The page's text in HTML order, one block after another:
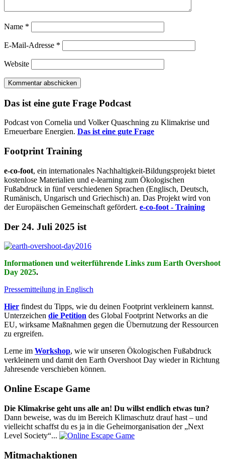
Name *
E-Mail-Adresse *
Website
Das ist eine gute Frage Podcast
Podcast von Cornelia und Volker Quaschning zu Klimakrise und
Erneuerbare Energien. Das ist eine gute Frage
Footprint Training
e-co-foot, ein internationales Nachhaltigkeit-Bildungsprojekt bietet
kostenlose Materialien und e-learning zum Ökologischen
Fußabdruck in fünf verschiedenen Sprachen (Englisch, Deutsch,
Rumänisch, Ungarisch und Griechisch) an. Das Projekt wird von
der Europäischen Gemeinschaft gefördert. e-co-foot - Training
Der 24. Juli 2025 ist
Informationen und weiterführende Links zum Earth Overshoot
Day 2025.
Pressemitteilung in Englisch
Hier findest du Tipps, wie du deinen Footprint verkleinern kannst.
Unterzeichen die Petition des Global Footprint Networks an die
EU, wirksame Maßnahmen gegen die Übernutzung der Ressourcen
zu ergreifen.
Lerne im Workshop, wie wir unseren Ökologischen Fußabdruck
verkleinern und damit den Earth Overshoot Day wieder in Richtung
Jahresende verschieben können.
Online Escape Game
Die Klimakrise geht uns alle an! Du willst endlich etwas tun?
Dann beweise, was du im Bereich Klimaschutz drauf hast – und
vielleicht schaffst du es ja in die Geheimorganisation der „Next
Level Society“...
Mitmachaktionen